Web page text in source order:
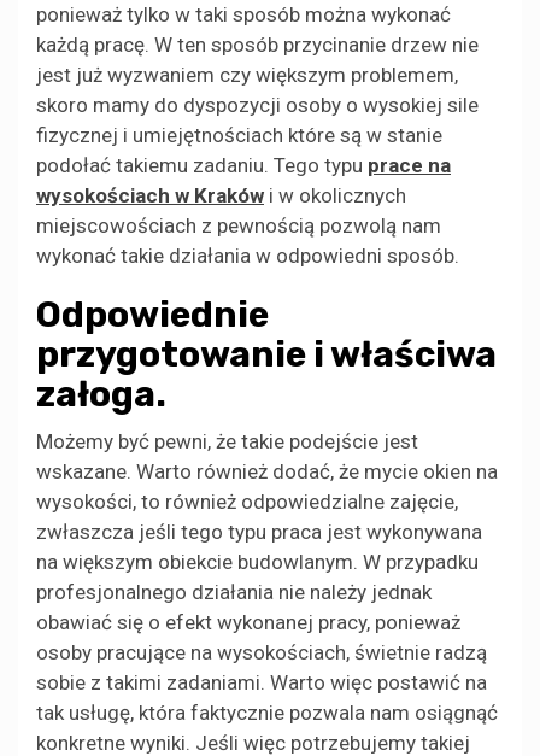
ponieważ tylko w taki sposób można wykonać
każdą pracę. W ten sposób przycinanie drzew nie
jest już wyzwaniem czy większym problemem,
skoro mamy do dyspozycji osoby o wysokiej sile
fizycznej i umiejętnościach które są w stanie
podołać takiemu zadaniu. Tego typu prace na
wysokościach w Kraków i w okolicznych
miejscowościach z pewnością pozwolą nam
wykonać takie działania w odpowiedni sposób.
Odpowiednie
przygotowanie i właściwa
załoga.
Możemy być pewni, że takie podejście jest
wskazane. Warto również dodać, że mycie okien na
wysokości, to również odpowiedzialne zajęcie,
zwłaszcza jeśli tego typu praca jest wykonywana
na większym obiekcie budowlanym. W przypadku
profesjonalnego działania nie należy jednak
obawiać się o efekt wykonanej pracy, ponieważ
osoby pracujące na wysokościach, świetnie radzą
sobie z takimi zadaniami. Warto więc postawić na
tak usługę, która faktycznie pozwala nam osiągnąć
konkretne wyniki. Jeśli więc potrzebujemy takiej